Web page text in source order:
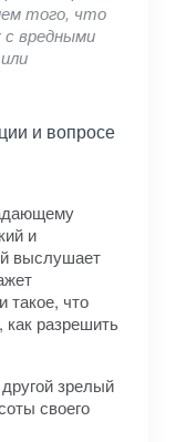
того, что
с вредными
и вопросе
и
выслушает
что
как разрешить
зрелый
своего